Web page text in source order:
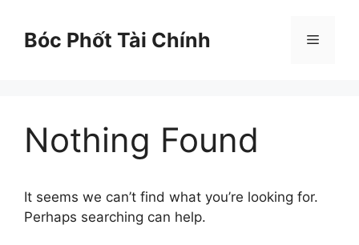
contentBóc Phốt Tài Chính Menu
Nothing Found
It seems we can’t find what you’re looking for.
Perhaps searching can help.